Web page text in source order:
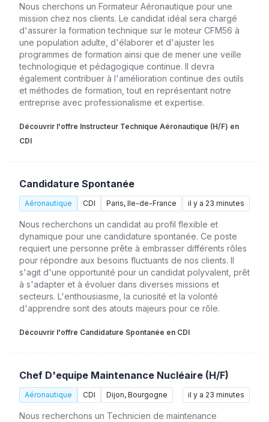
Nous cherchons un Formateur Aéronautique pour une
mission chez nos clients. Le candidat idéal sera chargé
d'assurer la formation technique sur le moteur CFM56 à
une population adulte, d'élaborer et d'ajuster les
programmes de formation ainsi que de mener une veille
technologique et pédagogique continue. Il devra
également contribuer à l'amélioration continue des outils
et méthodes de formation, tout en représentant notre
entreprise avec professionalisme et expertise.
Découvrir l'offre Instructeur Technique Aéronautique (H/F) en
CDI
Candidature Spontanée
Aéronautique CDI Paris, Ile-de-France il y a 23 minutes
Nous recherchons un candidat au profil flexible et
dynamique pour une candidature spontanée. Ce poste
requiert une personne prête à embrasser différents rôles
pour répondre aux besoins fluctuants de nos clients. Il
s'agit d'une opportunité pour un candidat polyvalent, prêt
à s'adapter et à évoluer dans diverses missions et
secteurs. L'enthousiasme, la curiosité et la volonté
d'apprendre sont des atouts majeurs pour ce rôle.
Découvrir l'offre Candidature Spontanée en CDI
Chef D'equipe Maintenance Nucléaire (H/F)
Aéronautique CDI Dijon, Bourgogne il y a 23 minutes
Nous recherchons un Technicien de maintenance